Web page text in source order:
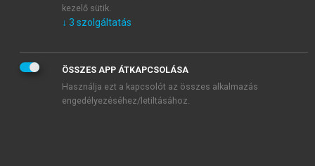
KIPRÓBÁLOM
kezelő sütik.
↓ 3 szolgáltatás
ÖSSZES APP ÁTKAPCSOLÁSA
Használja ezt a kapcsolót az összes alkalmazás
engedélyezéséhez/letiltásához.